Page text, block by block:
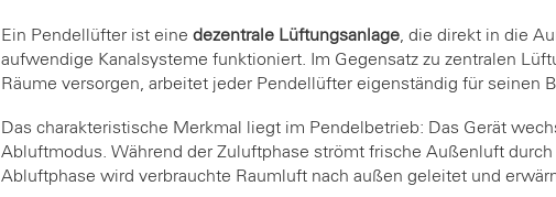
Ein Pendellüfter ist eine dezentrale Lüftungsanlage , die direkt in die
aufwendige Kanalsysteme funktioniert. Im Gegensatz zu zentralen
Räume versorgen, arbeitet jeder Pendellüfter eigenständig für seinen
Das charakteristische Merkmal liegt im Pendelbetrieb: Das Gerät
Abluftmodus. Während der Zuluftphase strömt frische Außenluft
Abluftphase wird verbrauchte Raumluft nach außen geleitet und